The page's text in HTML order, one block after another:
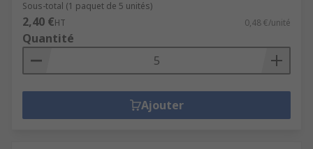
Sous-total (1 paquet de 5 unités)
2,40 €HT 0,48 €/unité
Quantité
Ajouter